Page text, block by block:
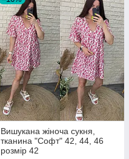
Вишукана жіноча сукня,
тканина "Софт" 42, 44, 46
розмір 42